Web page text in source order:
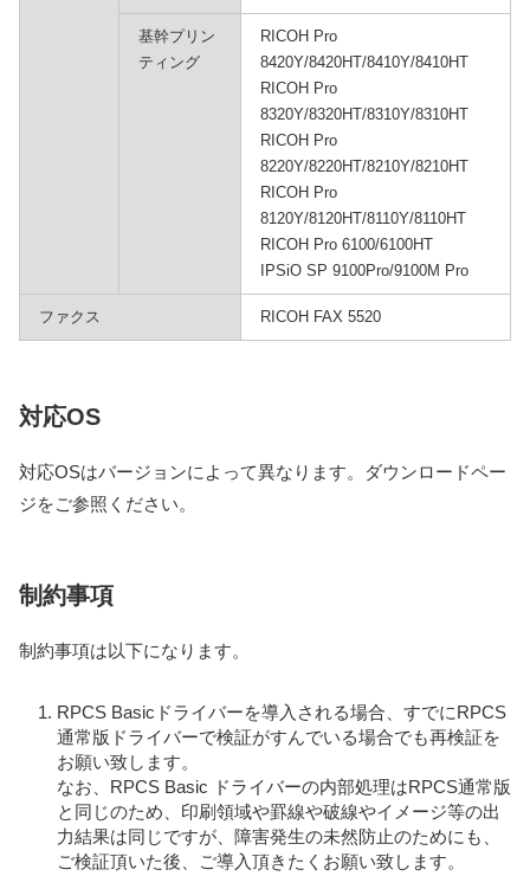
基幹プリン
ティング
RICOH Pro
8420Y/8420HT/8410Y/8410HT
RICOH Pro
8320Y/8320HT/8310Y/8310HT
RICOH Pro
8220Y/8220HT/8210Y/8210HT
RICOH Pro
8120Y/8120HT/8110Y/8110HT
RICOH Pro 6100/6100HT
IPSiO SP 9100Pro/9100M Pro
ファクス RICOH FAX 5520
対応OS
対応OSはバージョンによって異なります。ダウンロードペー
ジをご参照ください。
制約事項
制約事項は以下になります。
RPCS Basicドライバーを導入される場合、すでにRPCS
通常版ドライバーで検証がすんでいる場合でも再検証を
お願い致します。
なお、RPCS Basic ドライバーの内部処理はRPCS通常版
と同じのため、印刷領域や罫線や破線やイメージ等の出
力結果は同じですが、障害発生の未然防止のためにも、
ご検証頂いた後、ご導入頂きたくお願い致します。